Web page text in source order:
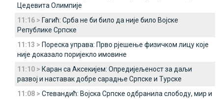
Цедевита Олимпије
11:16 > Гагић: Срба не би било да није било Војске
Републике Српске
11:13 > Пореска управа: Прво рјешење физичком лицу које
није доказало поријекло имовине
11:10 > Каран са Аксекијем: Опредијељеност за даљи
развој и наставак добре сарадње Српске и Турске
11:08 > Стевандић: Војска Српске одбранила слободу, мир и